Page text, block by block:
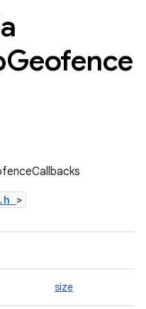
Geofence
>
size